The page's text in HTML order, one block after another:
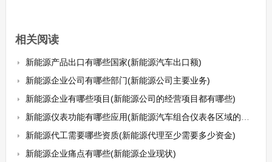
相关阅读
新能源产品出口有哪些国家(新能源汽车出口额)
新能源企业公司有哪些部门(新能源公司主要业务)
新能源企业有哪些项目(新能源公司的经营项目都有哪些)
新能源仪表功能有哪些应用(新能源汽车组合仪表各区域的功能)
新能源代工需要哪些资质(新能源代理至少需要多少资金)
新能源企业痛点有哪些(新能源企业现状)